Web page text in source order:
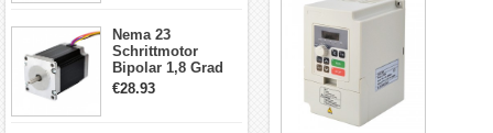
Nema 23
Schrittmotor
Bipolar 1,8 Grad
2,83Nm 4 A 2,26V
€28.93